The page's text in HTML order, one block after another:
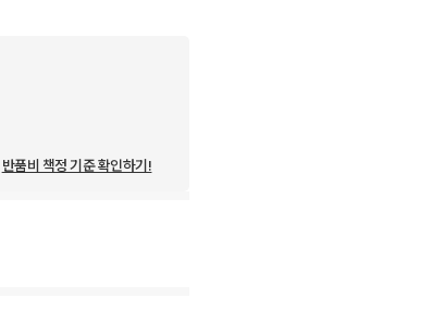
반품비 책정 기준 확인하기!